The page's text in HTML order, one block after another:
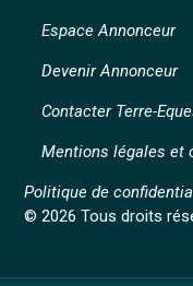
Mentions légales et
Politique de
© 2026 Tous droits
Espace Annonceur
Devenir Annonceur
Contacter Terre-